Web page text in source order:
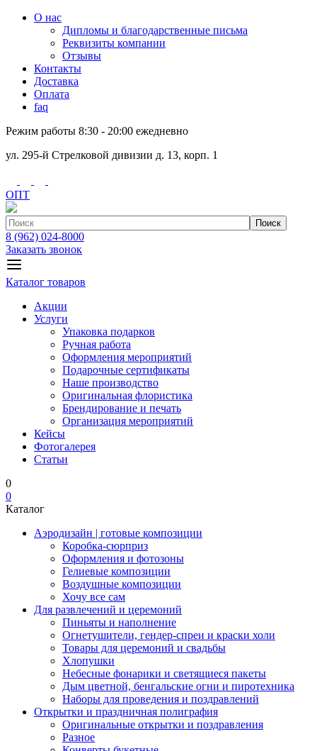
О нас
Дипломы и благодарственные письма
Реквизиты компании
Отзывы
Контакты
Доставка
Оплата
faq
Режим работы 8:30 - 20:00 ежедневно
ул. 295-й Стрелковой дивизии д. 13, корп. 1
ОПТ
Поиск
8 (962) 024-8000
Заказать звонок
Каталог товаров
Акции
Услуги
Упаковка подарков
Ручная работа
Оформления мероприятий
Подарочные сертификаты
Наше производство
Оригинальная флористика
Брендирование и печать
Организация мероприятий
Кейсы
Фотогалерея
Статьи
0
0
Каталог
Аэродизайн | готовые композиции
Коробка-сюрприз
Оформления и фотозоны
Гелиевые композиции
Воздушные композиции
Хочу все сам
Для развлечений и церемоний
Пиньяты и наполнение
Огнетушители, гендер-спреи и краски холи
Товары для церемоний и свадьбы
Хлопушки
Небесные фонарики и светящиеся пакеты
Дым цветной, бенгальские огни и пиротехника
Наборы для проведения и поздравлений
Открытки и праздничная полиграфия
Оригинальные открытки и поздравления
Разное